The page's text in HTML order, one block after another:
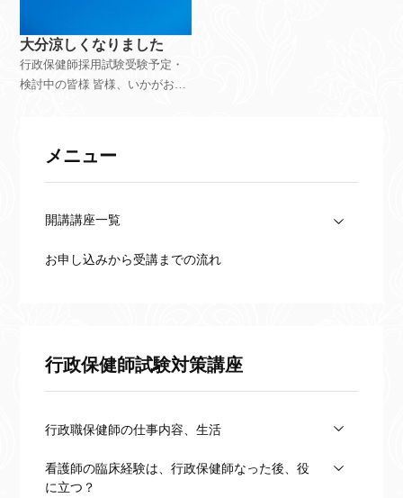
大分涼しくなりました
行政保健師採用試験受験予定・
検討中の皆様 皆様、いかがお過
ゼミでは例年9月下旬頃に、翌年
度の専門講
メニュー
開講講座一覧
お申し込みから受講までの流れ
行政保健師試験対策講座
行政職保健師の仕事内容、生活
看護師の臨床経験は、行政保健師なった後、役
に立つ？